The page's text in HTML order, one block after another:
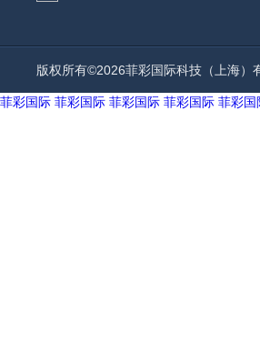
版权所有©2026菲彩国际科技（上
菲彩国际 菲彩国际 菲彩国际 菲彩国际 菲彩国